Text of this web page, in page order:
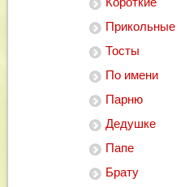
Прикольные
Тосты
По имени
Парню
Дедушке
Папе
Брату